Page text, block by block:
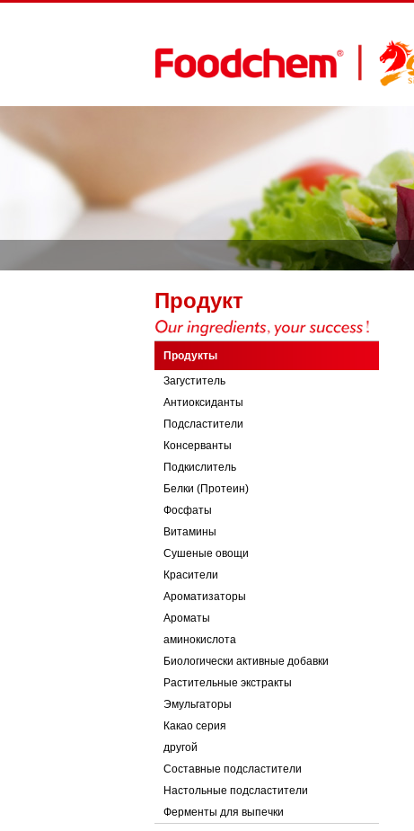
Продукт
Продукты
Загуститель
Антиоксиданты
Подсластители
Консерванты
Подкислитель
Белки (Протеин)
Фосфаты
Витамины
Сушеные овощи
Красители
Ароматизаторы
Ароматы
аминокислота
Биологически активные добавки
Растительные экстракты
Эмульгаторы
Какао серия
другой
Составные подсластители
Настольные подсластители
Ферменты для выпечки